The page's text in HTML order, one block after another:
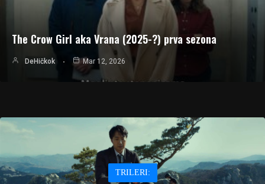
The Crow Girl aka Vrana (2025-?) prva sezona
DeHičkok Mar 12, 2026
TRILERI: